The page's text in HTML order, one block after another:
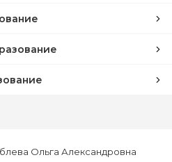
Ольга Александровна